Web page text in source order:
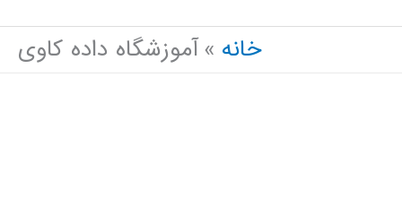
اصلی خانه آموزشگاه داده کاوی